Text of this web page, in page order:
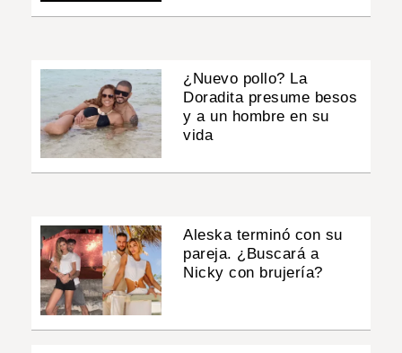
¿Nuevo pollo? La
Doradita presume besos
y a un hombre en su
vida
Aleska terminó con su
pareja. ¿Buscará a
Nicky con brujería?